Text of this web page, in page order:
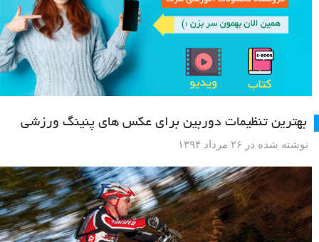
بهترین تنظیمات دوربین برای عکس های پنینگ ورزشی
نوشته شده در ۲۶ مرداد ۱۳۹۴